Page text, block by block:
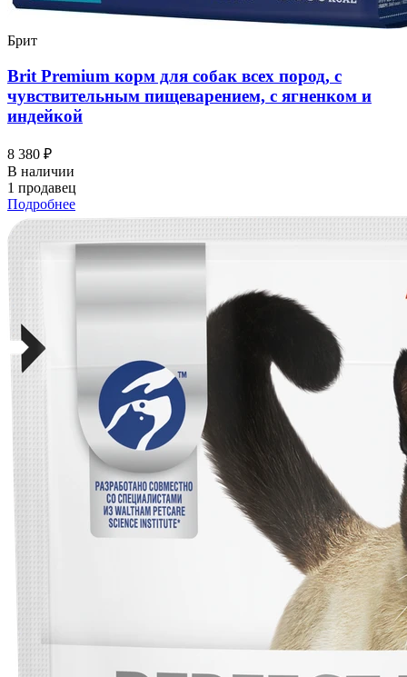
Брит
Brit Premium корм для собак всех пород, с
чувствительным пищеварением, с ягненком и
индейкой
8 380 ₽
В наличии
1 продавец
Подробнее